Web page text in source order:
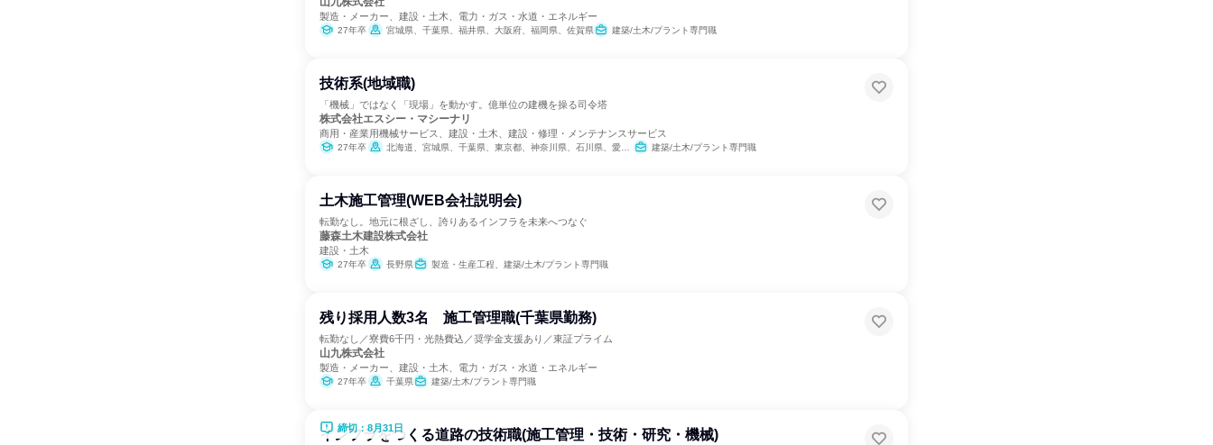
製造・メーカー、建設・土木、電力・ガス・水道・エネルギー
27年卒 宮城県、千葉県、福井県、大阪府、福岡県、佐賀県 建築/土木/プラント専門職
技術系(地域職)
「機械」ではなく「現場」を動かす。億単位の建機を操る司令塔
株式会社エスシー・マシーナリ
商用・産業用機械サービス、建設・土木、建設・修理・メンテナンスサービス
27年卒 北海道、宮城県、千葉県、東京都、神奈川県、石川県、愛知県、大阪府、広島県、香川県、福岡県 建築/土木/プラント専門職
土木施工管理(WEB会社説明会)
転勤なし。地元に根ざし、誇りあるインフラを未来へつなぐ
藤森土木建設株式会社
建設・土木
27年卒 長野県 製造・生産工程、建築/土木/プラント専門職
残り採用人数3名 施工管理職(千葉県勤務)
転勤なし／寮費6千円・光熱費込／奨学金支援あり／東証プライム
山九株式会社
製造・メーカー、建設・土木、電力・ガス・水道・エネルギー
27年卒 千葉県 建築/土木/プラント専門職
締切：8月31日
インフラをつくる道路の技術職(施工管理・技術・研究・機械)